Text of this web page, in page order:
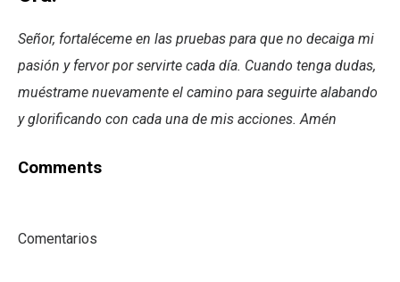
Señor, fortaléceme en las pruebas para que no decaiga mi
pasión y fervor por servirte cada día. Cuando tenga dudas,
muéstrame nuevamente el camino para seguirte alabando
y glorificando con cada una de mis acciones. Amén
Comments
Comentarios